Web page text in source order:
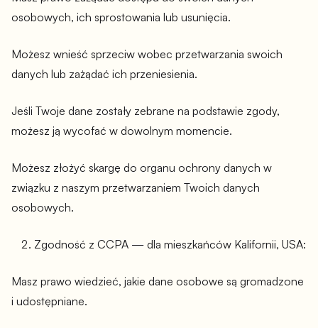
osobowych, ich sprostowania lub usunięcia.
Możesz wnieść sprzeciw wobec przetwarzania swoich
danych lub zażądać ich przeniesienia.
Jeśli Twoje dane zostały zebrane na podstawie zgody,
możesz ją wycofać w dowolnym momencie.
Możesz złożyć skargę do organu ochrony danych w
związku z naszym przetwarzaniem Twoich danych
osobowych.
Zgodność z CCPA — dla mieszkańców Kalifornii, USA:
Masz prawo wiedzieć, jakie dane osobowe są gromadzone
i udostępniane.